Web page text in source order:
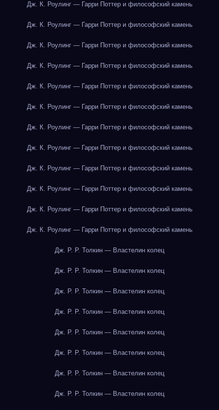
Дж. К. Роулинг — Гарри Поттер и философский камень
Дж. К. Роулинг — Гарри Поттер и философский камень
Дж. К. Роулинг — Гарри Поттер и философский камень
Дж. К. Роулинг — Гарри Поттер и философский камень
Дж. К. Роулинг — Гарри Поттер и философский камень
Дж. К. Роулинг — Гарри Поттер и философский камень
Дж. К. Роулинг — Гарри Поттер и философский камень
Дж. К. Роулинг — Гарри Поттер и философский камень
Дж. К. Роулинг — Гарри Поттер и философский камень
Дж. К. Роулинг — Гарри Поттер и философский камень
Дж. К. Роулинг — Гарри Поттер и философский камень
Дж. К. Роулинг — Гарри Поттер и философский камень
Дж. Р. Р. Толкин — Властелин колец
Дж. Р. Р. Толкин — Властелин колец
Дж. Р. Р. Толкин — Властелин колец
Дж. Р. Р. Толкин — Властелин колец
Дж. Р. Р. Толкин — Властелин колец
Дж. Р. Р. Толкин — Властелин колец
Дж. Р. Р. Толкин — Властелин колец
Дж. Р. Р. Толкин — Властелин колец